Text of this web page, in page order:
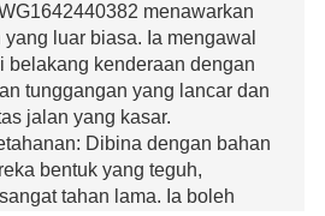
menawarkan
luar biasa. Ia mengawal
belakang kenderaan dengan
tunggangan yang lancar dan
jalan yang kasar.
Dibina dengan bahan
bentuk yang teguh,
tahan lama. Ia boleh